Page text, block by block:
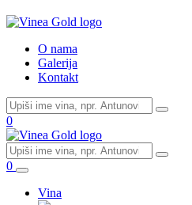
O nama
Galerija
Kontakt
0
0
Vina